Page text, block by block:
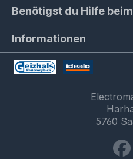
Benötigst du Hilfe
Informationen
5760